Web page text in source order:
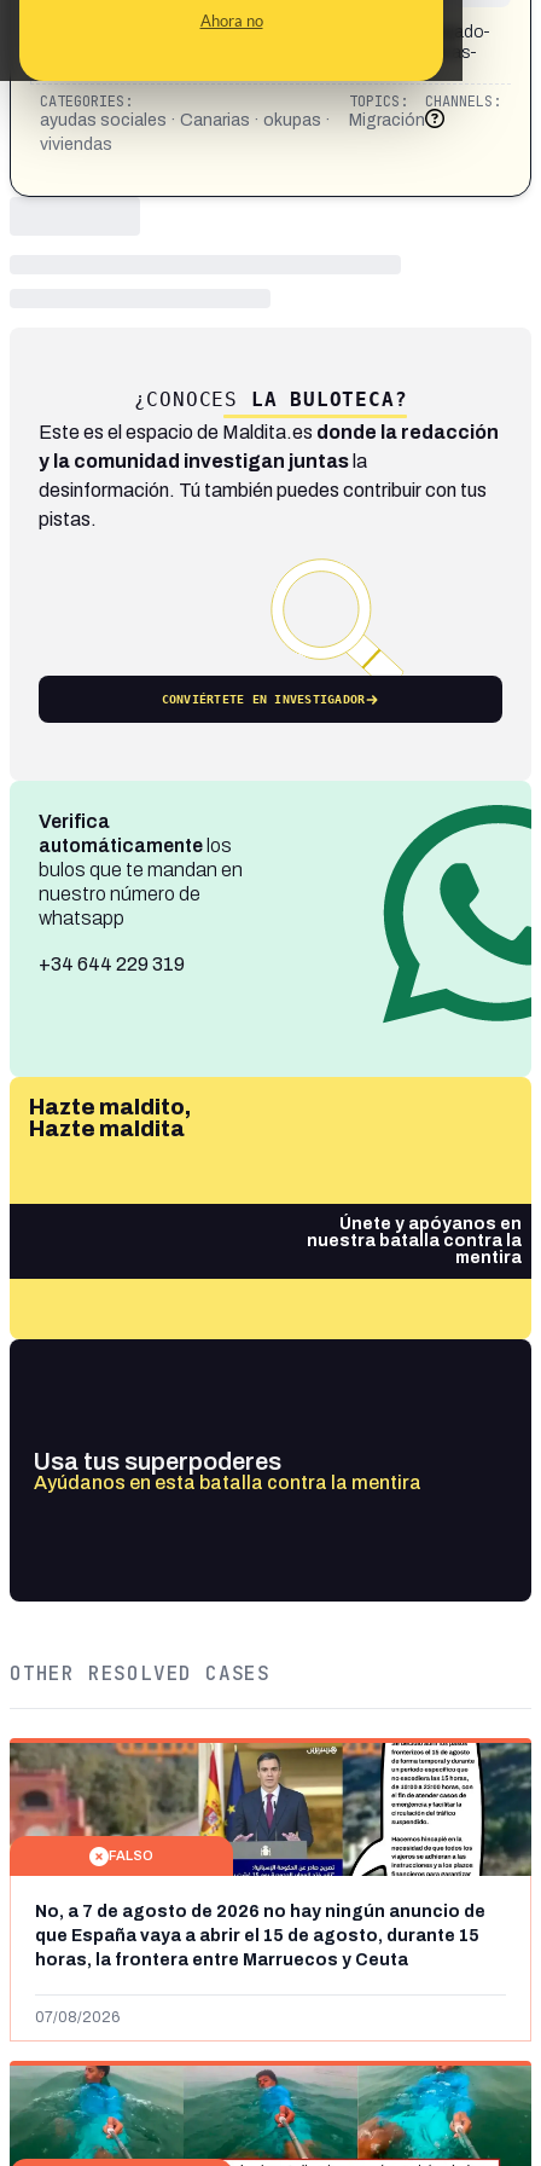
Ahora no
https://www.laprovincia.es/economia/2026/02/12/abogado-
confirma-okupas-facil-acceder-vivienda-social-canarias-
CATEGORIES:
ayudas sociales · Canarias · okupas ·
viviendas
TOPICS:
Migración
CHANNELS:
¿CONOCES LA BULOTECA?
Este es el espacio de Maldita.es donde la redacción
y la comunidad investigan juntas la
desinformación. Tú también puedes contribuir con tus
pistas.
CONVIÉRTETE EN INVESTIGADOR
Verifica
automáticamente los
bulos que te mandan en
nuestro número de
whatsapp
+34 644 229 319
Hazte maldito,
Hazte maldita
Únete y apóyanos en
nuestra batalla contra la
mentira
Usa tus superpoderes
Ayúdanos en esta batalla contra la mentira
OTHER RESOLVED CASES
FALSO
No, a 7 de agosto de 2026 no hay ningún anuncio de
que España vaya a abrir el 15 de agosto, durante 15
horas, la frontera entre Marruecos y Ceuta
07/08/2026